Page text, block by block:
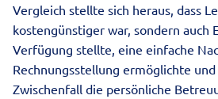
Vergleich stellte sich heraus, dass
kostengünstiger war, sondern auch
Verfügung stellte, eine einfache
Rechnungsstellung ermöglichte
Zwischenfall die persönliche